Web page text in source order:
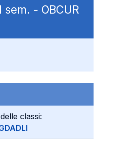
- OBCUR
classi: